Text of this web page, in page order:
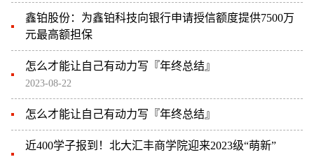
鑫铂股份：为鑫铂科技向银行申请授信额度提供7500万
元最高额担保
怎么才能让自己有动力写『年终总结』
2023-08-22
怎么才能让自己有动力写『年终总结』
近400学子报到！北大汇丰商学院迎来2023级“萌新”